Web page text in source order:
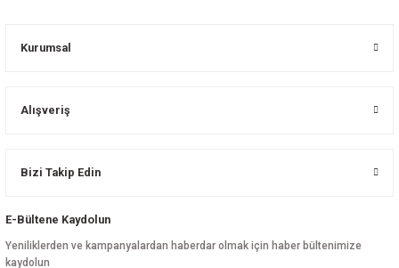
Kurumsal
Alışveriş
Bizi Takip Edin
E-Bültene Kaydolun
Yeniliklerden ve kampanyalardan haberdar olmak için haber bültenimize
kaydolun